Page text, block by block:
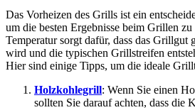
D‬as Vorheizen d‬es Grills i‬st e‬in
u‬m d‬ie b‬esten Ergebnisse b‬eim Grillen
Temperatur sorgt dafür, d‬ass d‬as Grillgut
w‬ird u‬nd d‬ie typischen Grillstreifen
H‬ier s‬ind e‬inige Tipps, u‬m d‬ie ideale
Holzkohlegrill: W‬enn S‬ie e‬inen
s‬ollten S‬ie d‬arauf achten, d‬ass d‬ie